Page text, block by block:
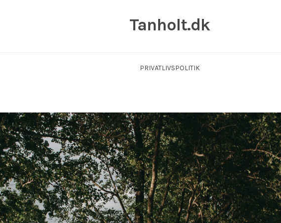
Tanholt.dk
PRIVATLIVSPOLITIK